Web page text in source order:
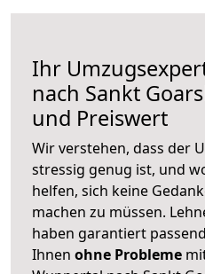
Ihr
nach Sankt
und Preiswert
Wir verstehen, dass der
stressig genug ist, und
helfen, sich keine
machen zu müssen.
haben garantiert
Ihnen ohne Probleme